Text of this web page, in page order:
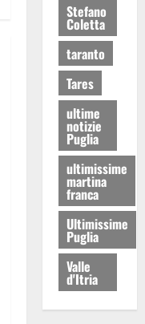
Stefano
Coletta
taranto
Tares
ultime
notizie
Puglia
ultimissime
martina
franca
Ultimissime
Puglia
Valle
d'Itria